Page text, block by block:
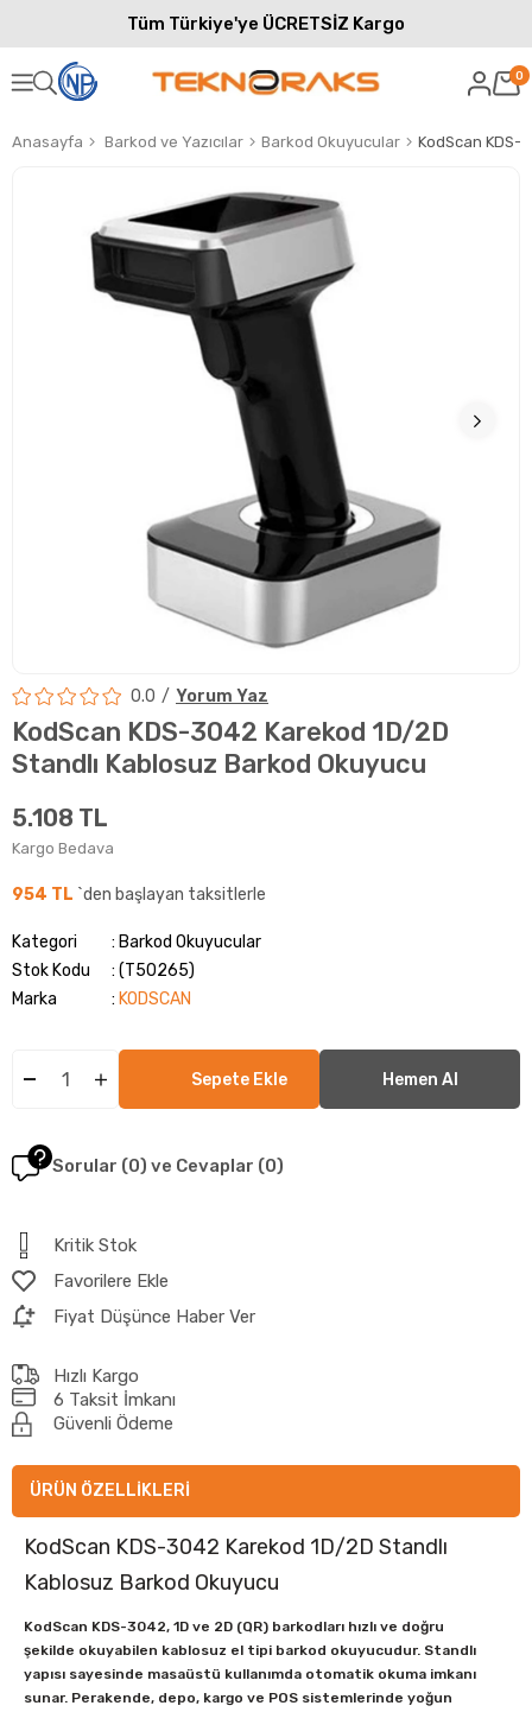
Tüm Türkiye'ye ÜCRETSİZ Kargo
0
Anasayfa Barkod ve Yazıcılar Barkod Okuyucular
0.0 Yorum Yaz
KodScan KDS-3042 Karekod 1D/2D
Standlı Kablosuz Barkod Okuyucu
5.108 TL
Kargo Bedava
954 TL `den başlayan taksitlerle
Kategori
Barkod Okuyucular
Stok Kodu
(T50265)
Marka
: KODSCAN
Sorular (0) ve Cevaplar (0)
Kritik Stok
Favorilere Ekle
Fiyat Düşünce Haber Ver
Hızlı Kargo
6 Taksit İmkanı
Güvenli Ödeme
ÜRÜN ÖZELLIKLERI
KodScan KDS-3042 Karekod 1D/2D Standlı
Kablosuz Barkod Okuyucu
KodScan KDS-3042, 1D ve 2D (QR) barkodları hızlı ve doğru
şekilde okuyabilen kablosuz el tipi barkod okuyucudur. Standlı
yapısı sayesinde masaüstü kullanımda otomatik okuma imkanı
sunar. Perakende, depo, kargo ve POS sistemlerinde yoğun